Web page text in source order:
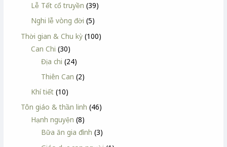
Lễ Tết cổ truyền (39)
Nghi lễ vòng đời (5)
Thời gian & Chu kỳ (100)
Can Chi (30)
Địa chi (24)
Thiên Can (2)
Khí tiết (10)
Tôn giáo & thần linh (46)
Hạnh nguyện (8)
Bữa ăn gia đình (3)